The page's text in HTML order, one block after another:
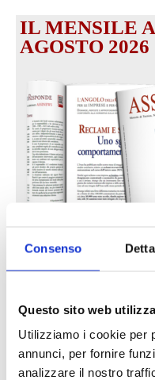
Consenso
Questo sito web
Utilizziamo i cookie per
annunci, per fornire
analizzare il nostro
IL MENSILE
AGOSTO 2026
LA